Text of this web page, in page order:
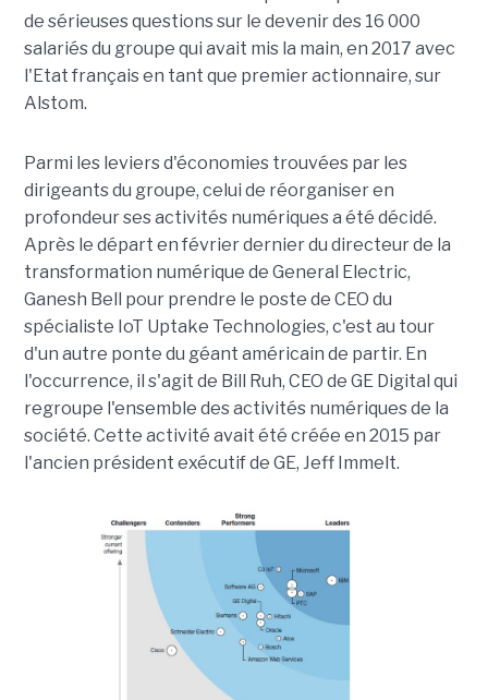
de sérieuses questions sur le devenir des 16 000
salariés du groupe qui avait mis la main, en 2017 avec
l'Etat français en tant que premier actionnaire, sur
Alstom.
Parmi les leviers d'économies trouvées par les
dirigeants du groupe, celui de réorganiser en
profondeur ses activités numériques a été décidé.
Après le départ en février dernier du directeur de la
transformation numérique de General Electric,
Ganesh Bell pour prendre le poste de CEO du
spécialiste IoT Uptake Technologies, c'est au tour
d'un autre ponte du géant américain de partir. En
l'occurrence, il s'agit de Bill Ruh, CEO de GE Digital qui
regroupe l'ensemble des activités numériques de la
société. Cette activité avait été créée en 2015 par
l'ancien président exécutif de GE, Jeff Immelt.